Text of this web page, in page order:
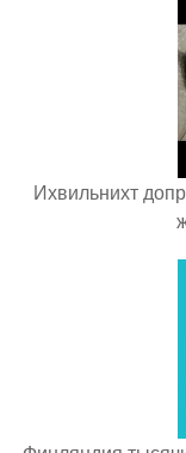
Ихвильнихт